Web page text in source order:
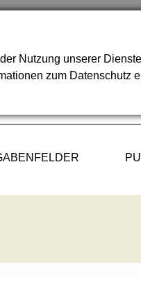
Nutzung unserer
zum Datenschutz